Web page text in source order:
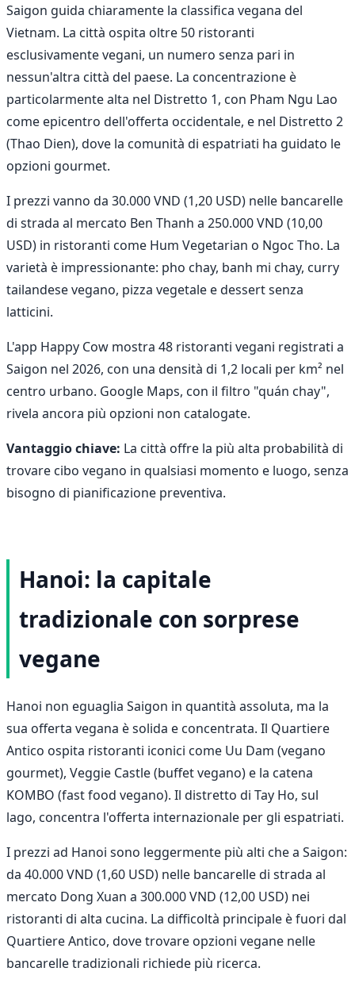
Saigon guida chiaramente la classifica vegana del
Vietnam. La città ospita oltre 50 ristoranti
esclusivamente vegani, un numero senza pari in
nessun'altra città del paese. La concentrazione è
particolarmente alta nel Distretto 1, con Pham Ngu Lao
come epicentro dell'offerta occidentale, e nel Distretto 2
(Thao Dien), dove la comunità di espatriati ha guidato le
opzioni gourmet.
I prezzi vanno da 30.000 VND (1,20 USD) nelle bancarelle
di strada al mercato Ben Thanh a 250.000 VND (10,00
USD) in ristoranti come Hum Vegetarian o Ngoc Tho. La
varietà è impressionante: pho chay, banh mi chay, curry
tailandese vegano, pizza vegetale e dessert senza
latticini.
L'app Happy Cow mostra 48 ristoranti vegani registrati a
Saigon nel 2026, con una densità di 1,2 locali per km² nel
centro urbano. Google Maps, con il filtro "quán chay",
rivela ancora più opzioni non catalogate.
Vantaggio chiave: La città offre la più alta probabilità di
trovare cibo vegano in qualsiasi momento e luogo, senza
bisogno di pianificazione preventiva.
Hanoi: la capitale
tradizionale con sorprese
vegane
Hanoi non eguaglia Saigon in quantità assoluta, ma la
sua offerta vegana è solida e concentrata. Il Quartiere
Antico ospita ristoranti iconici come Uu Dam (vegano
gourmet), Veggie Castle (buffet vegano) e la catena
KOMBO (fast food vegano). Il distretto di Tay Ho, sul
lago, concentra l'offerta internazionale per gli espatriati.
I prezzi ad Hanoi sono leggermente più alti che a Saigon:
da 40.000 VND (1,60 USD) nelle bancarelle di strada al
mercato Dong Xuan a 300.000 VND (12,00 USD) nei
ristoranti di alta cucina. La difficoltà principale è fuori dal
Quartiere Antico, dove trovare opzioni vegane nelle
bancarelle tradizionali richiede più ricerca.